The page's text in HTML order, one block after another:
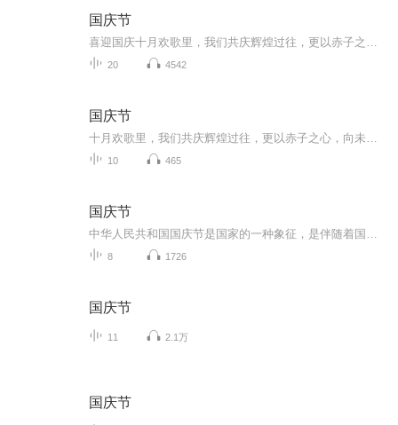
国庆节
20 4542
国庆节
10 465
国庆节
8 1726
国庆节
11 2.1万
国庆节